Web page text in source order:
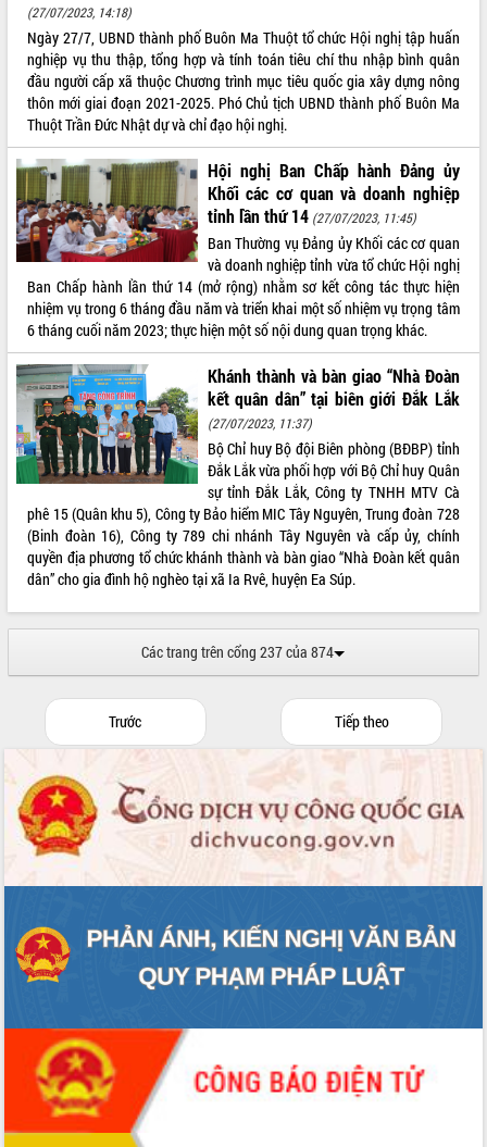
(27/07/2023, 14:18)
Ngày 27/7, UBND thành phố Buôn Ma Thuột tổ chức Hội nghị tập huấn
nghiệp vụ thu thập, tổng hợp và tính toán tiêu chí thu nhập bình quân
đầu người cấp xã thuộc Chương trình mục tiêu quốc gia xây dựng nông
thôn mới giai đoạn 2021-2025. Phó Chủ tịch UBND thành phố Buôn Ma
Thuột Trần Đức Nhật dự và chỉ đạo hội nghị.
Hội nghị Ban Chấp hành Đảng ủy
Khối các cơ quan và doanh nghiệp
tỉnh lần thứ 14 (27/07/2023, 11:45)
Ban Thường vụ Đảng ủy Khối các cơ quan
và doanh nghiệp tỉnh vừa tổ chức Hội nghị
Ban Chấp hành lần thứ 14 (mở rộng) nhằm sơ kết công tác thực hiện
nhiệm vụ trong 6 tháng đầu năm và triển khai một số nhiệm vụ trọng tâm
6 tháng cuối năm 2023; thực hiện một số nội dung quan trọng khác.
Khánh thành và bàn giao “Nhà Đoàn
kết quân dân” tại biên giới Đắk Lắk
(27/07/2023, 11:37)
Bộ Chỉ huy Bộ đội Biên phòng (BĐBP) tỉnh
Đắk Lắk vừa phối hợp với Bộ Chỉ huy Quân
sự tỉnh Đắk Lắk, Công ty TNHH MTV Cà
phê 15 (Quân khu 5), Công ty Bảo hiểm MIC Tây Nguyên, Trung đoàn 728
(Binh đoàn 16), Công ty 789 chi nhánh Tây Nguyên và cấp ủy, chính
quyền địa phương tổ chức khánh thành và bàn giao “Nhà Đoàn kết quân
dân” cho gia đình hộ nghèo tại xã Ia Rvê, huyện Ea Súp.
Các trang trên cổng 237 của 874
Trước Tiếp theo